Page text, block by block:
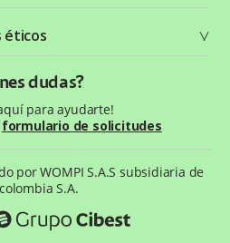
éticos
dudas?
para ayudarte!
formulario de solicitudes
por WOMPI S.A.S subsidiaria de
S.A.